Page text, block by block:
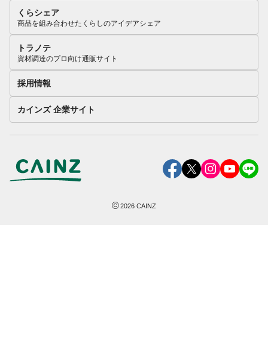
くらシェア
商品を組み合わせたくらしのアイデアシェア
トラノテ
資材調達のプロ向け通販サイト
採用情報
カインズ 企業サイト
©2026 CAINZ